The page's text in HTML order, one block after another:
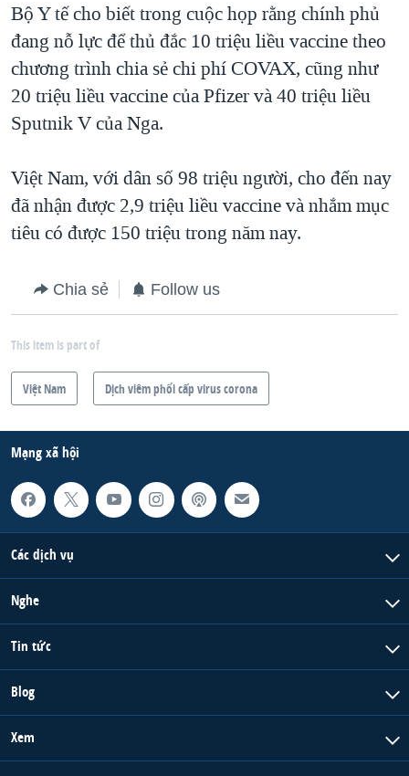
Bộ Y tế cho biết trong cuộc họp rằng chính phủ
đang nỗ lực để thủ đắc 10 triệu liều vaccine theo
chương trình chia sẻ chi phí COVAX, cũng như
20 triệu liều vaccine của Pfizer và 40 triệu liều
Sputnik V của Nga.
Việt Nam, với dân số 98 triệu người, cho đến nay
đã nhận được 2,9 triệu liều vaccine và nhắm mục
tiêu có được 150 triệu trong năm nay.
Chia sẻ Follow us
This item is part of
Việt Nam Dịch viêm phổi cấp virus corona
Mạng xã hội
Các dịch vụ
Nghe
Tin tức
Blog
Xem